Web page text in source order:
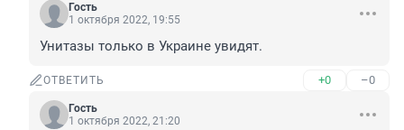
Гость
1 октября 2022, 19:55
Унитазы только в Украине увидят.
ОТВЕТИТЬ +0 –0
Гость
1 октября 2022, 21:20